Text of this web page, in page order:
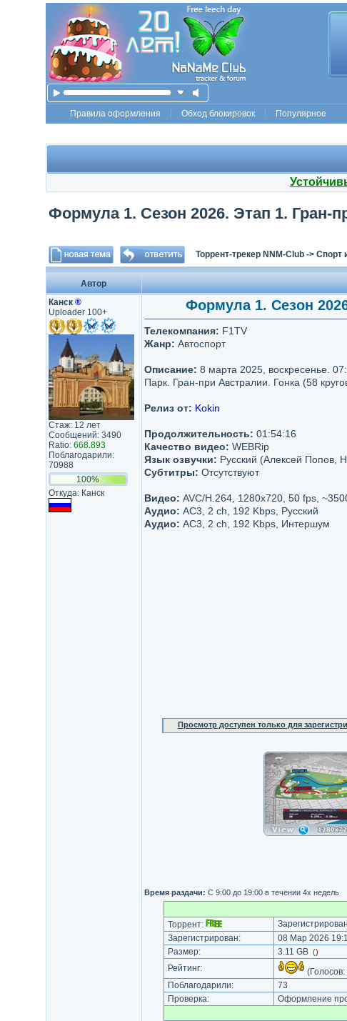
Правила оформления Обход блокировок Популярное
Формула 1. Сезон 2026. Этап 1. Гран-
Торрент-трекер NNM-Club-> Спорт
Автор
Канск ®
Uploader 100+
Стаж: 12 лет
Сообщений: 3490
Ratio: 668.893
Поблагодарили:
70988
100%
Откуда: Канск
Формула 1. Сезон
Телекомпания: F1TV
Жанр: Автоспорт
Описание: 8 марта 2025, воскресенье.
Парк. Гран-при Австралии. Гонка (58
Релиз от: Kokin
Продолжительность: 01:54:16
Качество видео: WEBRip
Язык озвучки: Русский (Алексей Попов,
Субтитры: Отсутствуют
Видео: AVC/H.264, 1280x720, 50 fps,
Аудио: AC3, 2 ch, 192 Kbps, Русский
Аудио: AC3, 2 ch, 192 Kbps, Интершум
Просмотр доступен только для
Время раздачи: С 9:00 до 19:00 в течении 4х недель
Торрент:
Зарегистрирован
Зарегистрирован:
08 Мар 2026
Размер:
3.11 GB ()
Рейтинг: (Голосов:
Поблагодарили:
73
Проверка:
Оформление